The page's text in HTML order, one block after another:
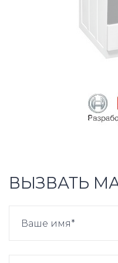
ВЫЗВАТЬ